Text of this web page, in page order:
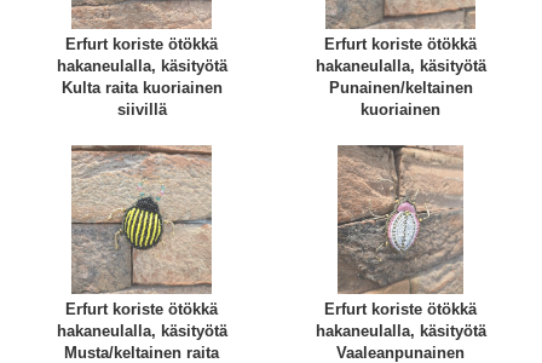
Erfurt koriste ötökkä
hakaneulalla, käsityötä
Kulta raita kuoriainen
siivillä
Erfurt koriste ötökkä
hakaneulalla, käsityötä
Punainen/keltainen
kuoriainen
Erfurt koriste ötökkä
hakaneulalla, käsityötä
Musta/keltainen raita
Erfurt koriste ötökkä
hakaneulalla, käsityötä
Vaaleanpunainen